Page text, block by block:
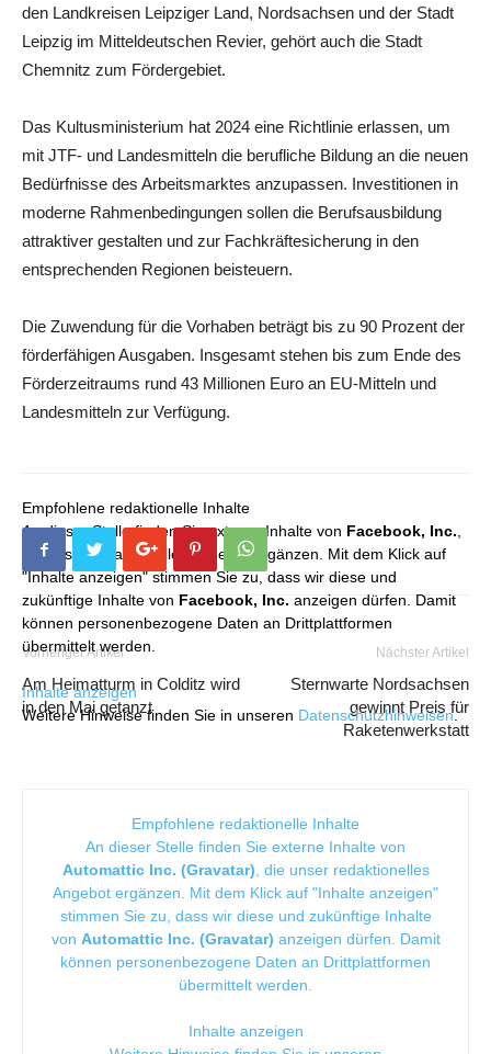
den Landkreisen Leipziger Land, Nordsachsen und der Stadt
Leipzig im Mitteldeutschen Revier, gehört auch die Stadt
Chemnitz zum Fördergebiet.
Das Kultusministerium hat 2024 eine Richtlinie erlassen, um
mit JTF- und Landesmitteln die berufliche Bildung an die neuen
Bedürfnisse des Arbeitsmarktes anzupassen. Investitionen in
moderne Rahmenbedingungen sollen die Berufsausbildung
attraktiver gestalten und zur Fachkräftesicherung in den
entsprechenden Regionen beisteuern.
Die Zuwendung für die Vorhaben beträgt bis zu 90 Prozent der
förderfähigen Ausgaben. Insgesamt stehen bis zum Ende des
Förderzeitraums rund 43 Millionen Euro an EU-Mitteln und
Landesmitteln zur Verfügung.
Empfohlene redaktionelle Inhalte
An dieser Stelle finden Sie externe Inhalte von Facebook, Inc.
die unser redaktionelles Angebot ergänzen. Mit dem Klick auf
"Inhalte anzeigen" stimmen Sie zu, dass wir diese und
zukünftige Inhalte von Facebook, Inc. anzeigen dürfen. Damit
können personenbezogene Daten an Drittplattformen
übermittelt werden.
Inhalte anzeigen
Weitere Hinweise finden Sie in unseren Datenschutzhinweisen.
Vorheriger Artikel
Am Heimatturm in Colditz wird
in den Mai getanzt
Nächster Artikel
Sternwarte Nordsachsen
gewinnt Preis für
Raketenwerkstatt
Empfohlene redaktionelle Inhalte
An dieser Stelle finden Sie externe Inhalte von
Automattic Inc. (Gravatar) , die unser redaktionelles
Angebot ergänzen. Mit dem Klick auf "Inhalte anzeigen"
stimmen Sie zu, dass wir diese und zukünftige Inhalte
von Automattic Inc. (Gravatar) anzeigen dürfen. Damit
können personenbezogene Daten an Drittplattformen
übermittelt werden.
Inhalte anzeigen